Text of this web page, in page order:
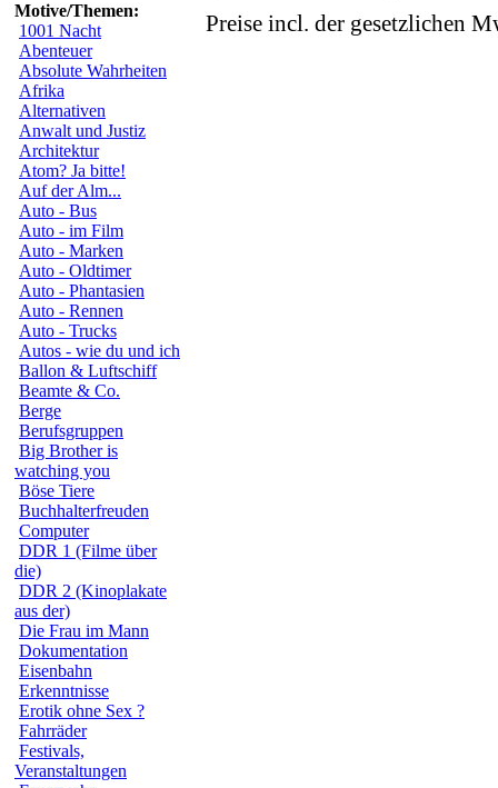
Motive/Themen:
1001 Nacht
Abenteuer
Absolute Wahrheiten
Afrika
Alternativen
Anwalt und Justiz
Architektur
Atom? Ja bitte!
Auf der Alm...
Auto - Bus
Auto - im Film
Auto - Marken
Auto - Oldtimer
Auto - Phantasien
Auto - Rennen
Auto - Trucks
Autos - wie du und ich
Ballon & Luftschiff
Beamte & Co.
Berge
Berufsgruppen
Big Brother is
watching you
Böse Tiere
Buchhalterfreuden
Computer
DDR 1 (Filme über
die)
DDR 2 (Kinoplakate
aus der)
Die Frau im Mann
Dokumentation
Eisenbahn
Erkenntnisse
Erotik ohne Sex ?
Fahrräder
Festivals,
Veranstaltungen
Preise incl. der gesetzlichen